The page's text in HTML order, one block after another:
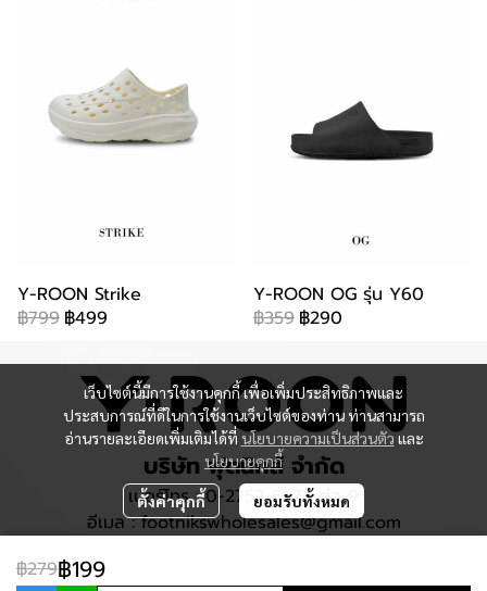
Y-ROON Strike
฿799 ฿499
Y-ROON OG รุ่น Y60
฿359 ฿290
฿279฿199
เว็บไซต์นี้มีการใช้งานคุกกี้ เพื่อเพิ่มประสิทธิภาพและ
ประสบการณ์ที่ดีในการใช้งานเว็บไซต์ของท่าน ท่านสามารถ
อ่านรายละเอียดเพิ่มเติมได้ที่ นโยบายความเป็นส่วนตัวและ
นโยบายคุกกี้
ตั้งค่าคุกกี้ ยอมรับทั้งหมด
บริษัท ฟุตนิกส์ จำกัด
เบอร์โทร :0-2752-6577ต่อ 9
อีเมล : footnikswholesales@gmail.com